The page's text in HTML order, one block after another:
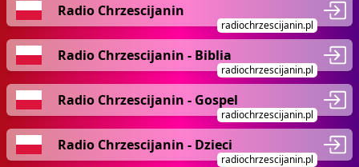
Radio Chrzescijanin
radiochrzescijanin.pl
Radio Chrzescijanin - Biblia
radiochrzescijanin.pl
Radio Chrzescijanin - Gospel
radiochrzescijanin.pl
Radio Chrzescijanin - Dzieci
radiochrzescijanin.pl